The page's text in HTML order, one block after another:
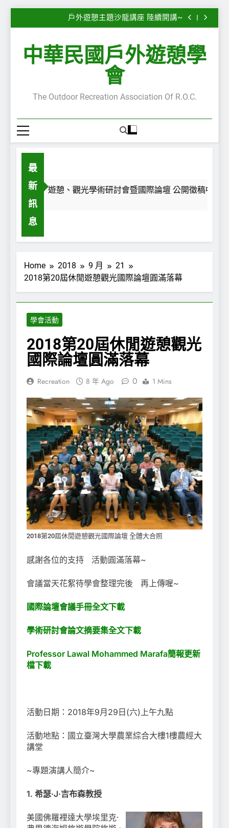
to
子
2026第28屆休閒、遊憩、觀光學術研討會暨國際
論壇 公開徵稿中~
戶外遊憩主題沙龍講座 陸續開講~
“Serious Leisure”專欄—嚴肅休閒的嚴肅性與不嚴
子
2026第28屆休閒、遊憩、觀光學術研討會暨國際
論壇 公開徵稿中~
戶外遊憩主題沙龍講座 陸續開講~
“Serious Leisure”專欄—嚴肅休閒的嚴肅性與不嚴
肅性—自我認同之旅
“Serious Leisure”專欄— 每一段路，都是一面鏡
中華民國戶外遊憩學
會
The Outdoor Recreation Association Of R.O.C.
最
新
訊
息
2026第28屆休閒、遊憩、觀光學術研討會暨國際論壇 公開徵稿中~
Home 2018 9 月
21
2018第20屆休閒遊憩觀光國際論壇圓滿落幕
學會活動
2018第20屆休閒遊憩觀光
國際論壇圓滿落幕
Recreation 8 年 Ago 0 1 Mins
2018第20屆休閒遊憩觀光國際論壇 全體大合照
感謝各位的支持 活動圓滿落幕~
會議當天花絮待學會整理完後 再上傳喔~
國際論壇會議手冊全文下載
學術研討會論文摘要集全文下載
Professor Lawal Mohammed Marafa簡報更新
檔下載
活動日期：2018年9月29日(六)上午九點
活動地點：國立臺灣大學農業綜合大樓1樓農經大
講堂
~專題演講人簡介~
1. 希瑟·J·吉布森教授
美國佛羅裡達大學埃里克·